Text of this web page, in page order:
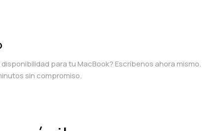
para tu MacBook? Escríbenos ahora mismo.
sin compromiso.